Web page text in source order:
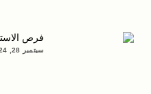
فرص
سبتمبر 28, 2024